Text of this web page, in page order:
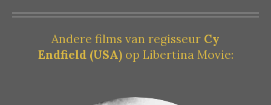
Andere films van regisseur Cy
Endfield (USA)op Libertina Movie: